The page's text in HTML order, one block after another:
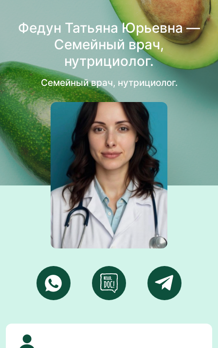
Федун Татьяна Юрьевна —
Семейный врач,
нутрициолог.
Семейный врач, нутрициолог.